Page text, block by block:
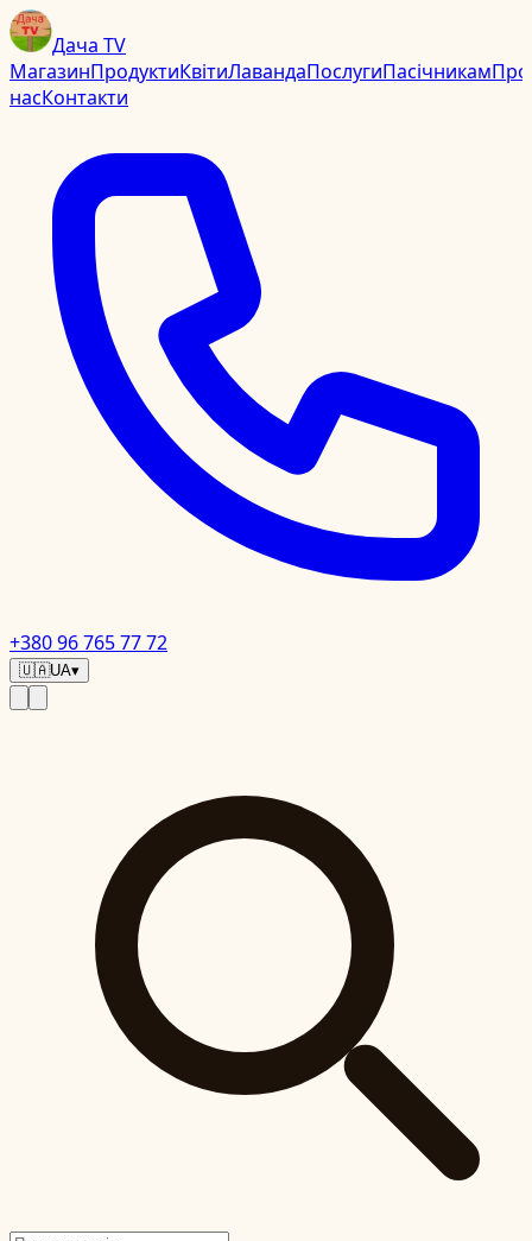
Дача TV
МагазинПродуктиКвітиЛавандаПослугиПасічникамПро
насКонтакти
+380 96 765 77 72
🇺🇦UA▾